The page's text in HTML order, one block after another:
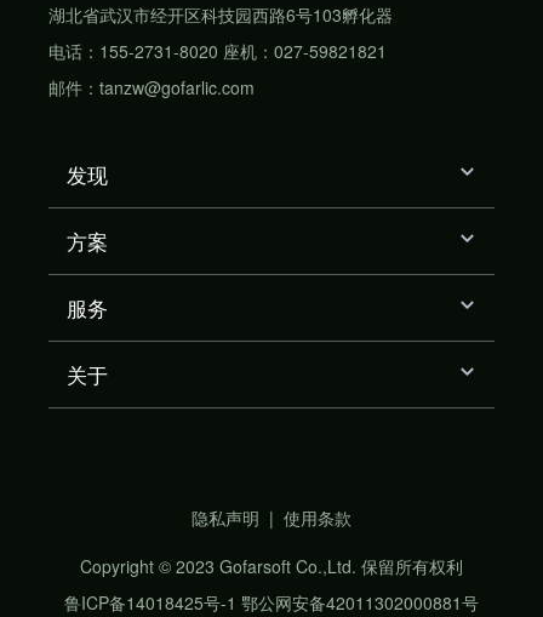
湖北省武汉市经开区科技园西路6号103孵化器
电话：155-2731-8020 座机：027-59821821
邮件：tanzw@gofarlic.com
发现
方案
服务
关于
隐私声明 | 使用条款
Copyright © 2023 Gofarsoft Co.,Ltd. 保留所有权利
鲁ICP备14018425号-1 鄂公网安备42011302000881号